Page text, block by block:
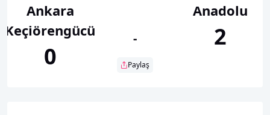
Ankara
Keçiörengücü
0
-
Paylaş
Anadolu
2